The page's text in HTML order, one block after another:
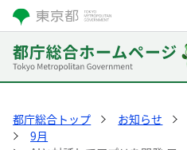
都庁総合トップ お知らせ
9月